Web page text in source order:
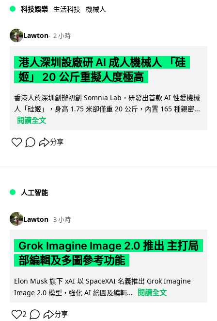
科技娛樂 生活科技 機械人
Lawton 2 小時
港人深圳設廠研 AI 成人機械人 「硅
姬」 20 公斤重擬人度極高
香港人於深圳創辦初創 Somnia Lab，研發出首款 AI 性愛機械
人「硅姬」，身高 1.75 米卻僅重 20 公斤，內置 165 種親密...
閱讀全文
分享
人工智能
Lawton 3 小時
Grok Imagine Image 2.0 推出 主打局
部編輯及多圖參考功能
Elon Musk 旗下 xAI 以 SpaceXAI 名義推出 Grok Imagine
Image 2.0 模型，強化 AI 繪圖及編輯...
閱讀全文
2 分享